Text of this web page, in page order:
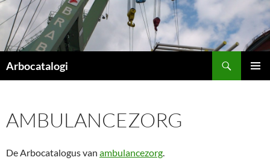
Ga
naar
de
inhoud
Arbocatalogi
AMBULANCEZORG
De Arbocatalogus van ambulancezorg.